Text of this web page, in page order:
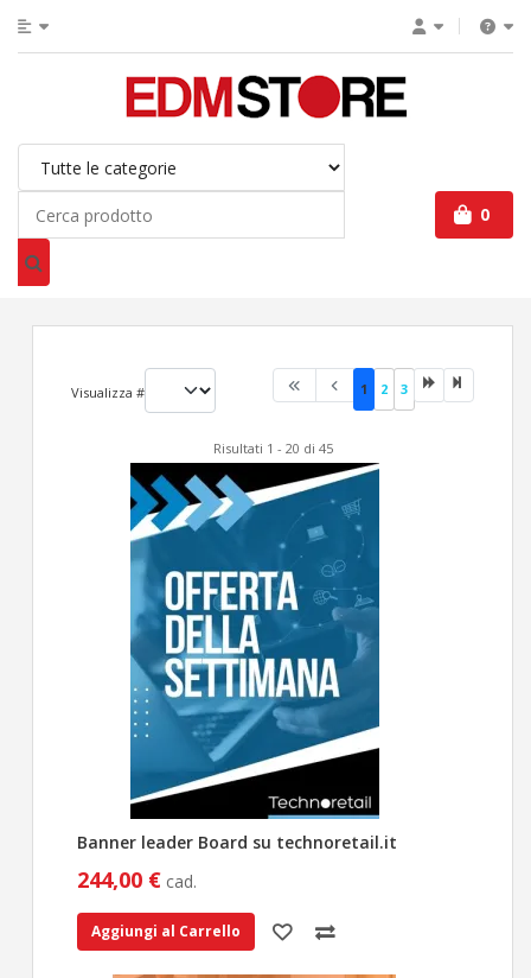
0
Visualizza # 1 2 3
Risultati 1 - 20 di 45
Banner leader Board su technoretail.it
244,00 € cad.
Aggiungi al Carrello